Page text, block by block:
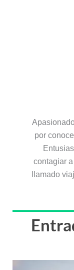
por
contagiar
llamado